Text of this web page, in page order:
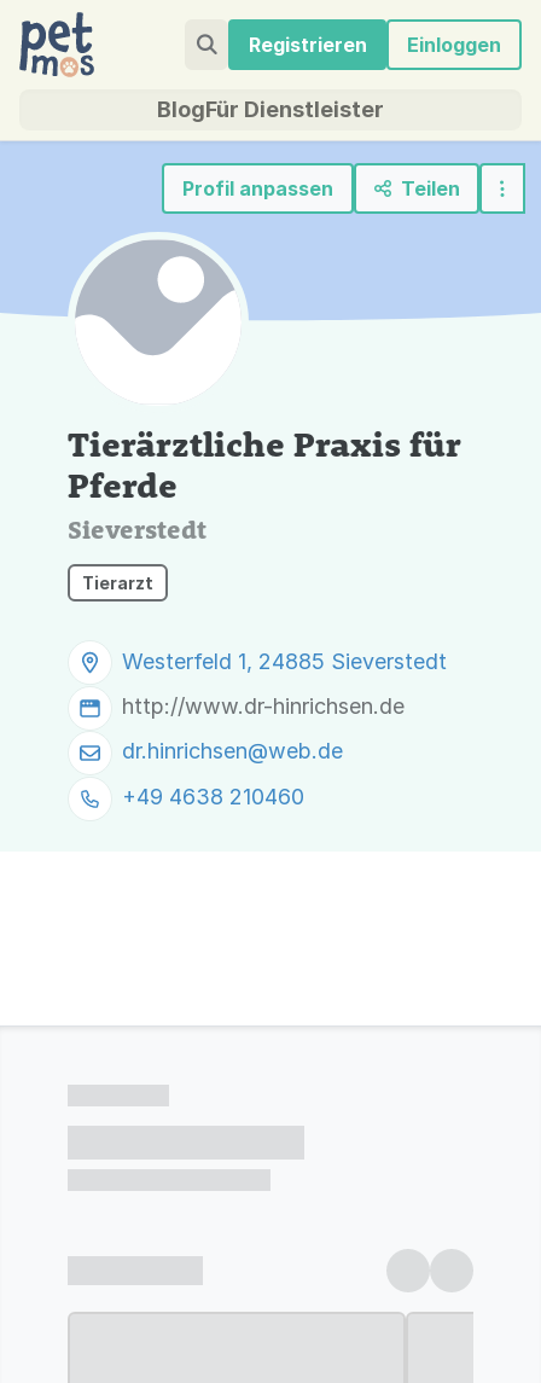
Registrieren Einloggen
BlogFür Dienstleister
Profil anpassen Teilen
Tierärztliche Praxis für
Pferde
Sieverstedt
Tierarzt
Westerfeld 1, 24885 Sieverstedt
http://www.dr-hinrichsen.de
dr.hinrichsen@web.de
+49 4638 210460